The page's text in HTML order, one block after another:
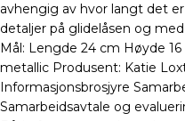
avhengig av hvor langt det
detaljer på glidelåsen og
Mål: Lengde 24 cm Høyde
metallic Produsent: Katie
Informasjonsbrosjyre
Samarbeidsavtale og